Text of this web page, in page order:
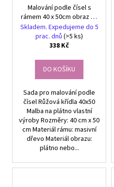
Malování podle čísel s
rámem 40 x 50cm obraz na
plátně Růžová křídla
Skladem. Expedujeme do 5
prac. dnů (>5 ks)
338 Kč
DO KOŠÍKU
Sada pro malování podle
čísel Růžová křídla 40x50
Malba na plátno vlastní
výroby Rozměry: 40 cm x 50
cm Materiál rámu: masivní
dřevo Materiál obrazu:
plátno nebo...